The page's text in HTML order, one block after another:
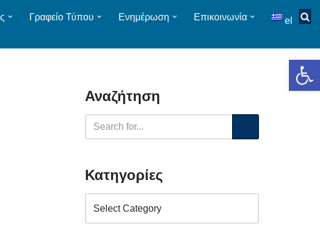
Γραφείο Τύπου Ενημέρωση Επικοινωνία el
Αναζήτηση
Κατηγορίες